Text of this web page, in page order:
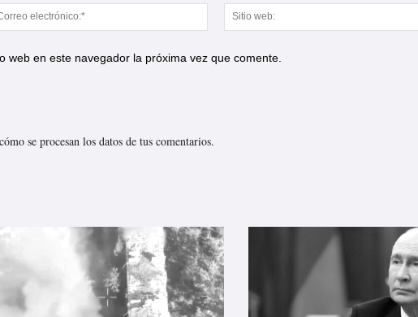
Correo
electrónico:*
en este navegador la próxima vez que comente.
se procesan los datos de tus comentarios.